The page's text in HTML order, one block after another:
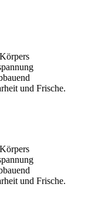
und Frische.
und Frische.